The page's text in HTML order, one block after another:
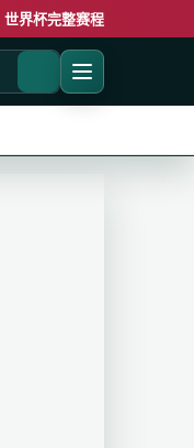
世界杯完整赛程